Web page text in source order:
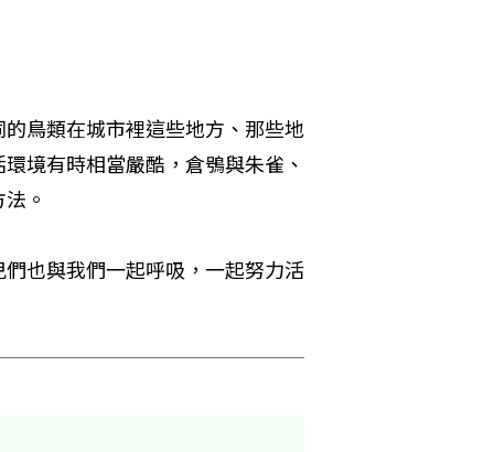
鳥類在城市裡這些地方、那些地
境有時相當嚴酷，倉鴞與朱雀、
。
也與我們一起呼吸，一起努力活